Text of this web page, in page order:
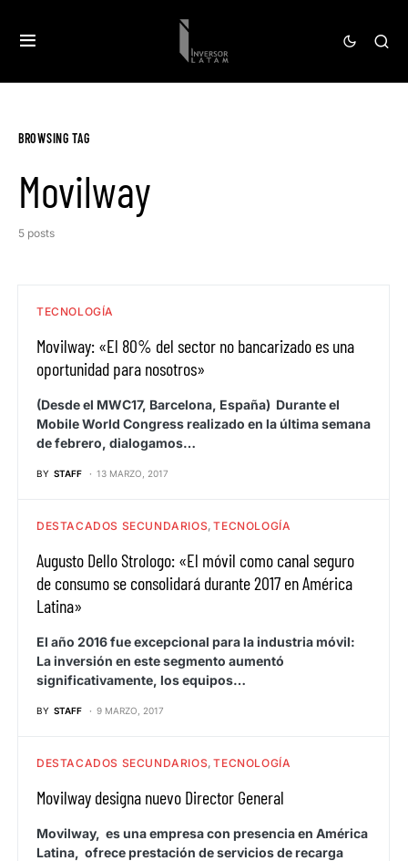
BROWSING TAG
Movilway
5 posts
TECNOLOGÍA
Movilway: «El 80% del sector no bancarizado es una
oportunidad para nosotros»
(Desde el MWC17, Barcelona, España) Durante el
Mobile World Congress realizado en la última semana
de febrero, dialogamos…
BY STAFF 13 MARZO, 2017
DESTACADOS SECUNDARIOS TECNOLOGÍA
Augusto Dello Strologo: «El móvil como canal seguro
de consumo se consolidará durante 2017 en América
Latina»
El año 2016 fue excepcional para la industria móvil:
La inversión en este segmento aumentó
significativamente, los equipos…
BY STAFF 9 MARZO, 2017
DESTACADOS SECUNDARIOS TECNOLOGÍA
Movilway designa nuevo Director General
Movilway, es una empresa con presencia en América
Latina, ofrece prestación de servicios de recarga